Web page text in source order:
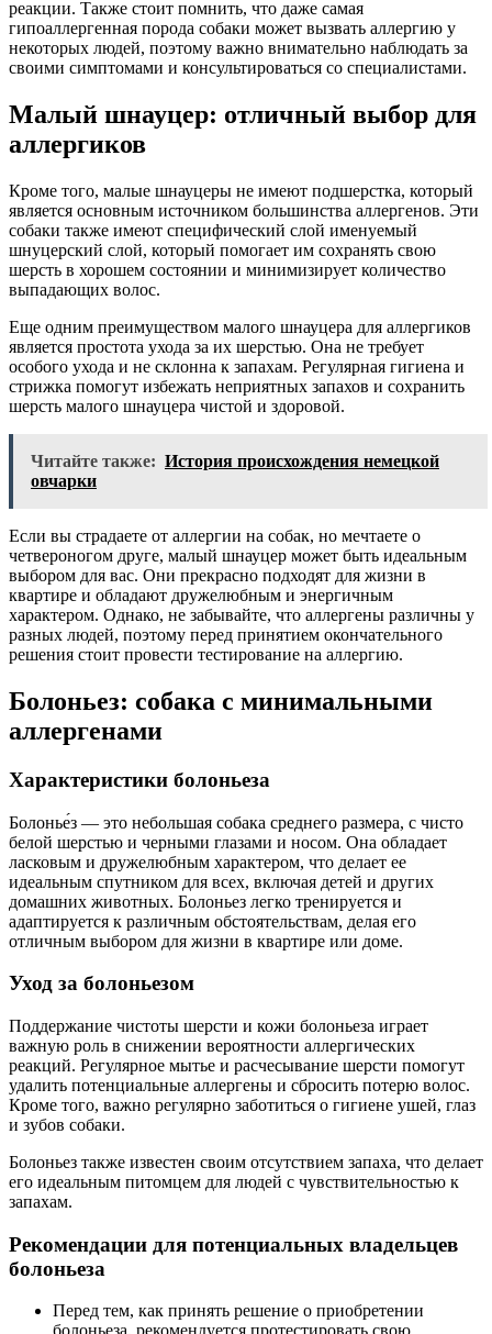
реакции. Также стоит помнить, что даже самая
гипоаллергенная порода собаки может вызвать аллергию у
некоторых людей, поэтому важно внимательно наблюдать за
своими симптомами и консультироваться со специалистами.
Малый шнауцер: отличный выбор для
аллергиков
Кроме того, малые шнауцеры не имеют подшерстка, который
является основным источником большинства аллергенов. Эти
собаки также имеют специфический слой именуемый
шнуцерский слой, который помогает им сохранять свою
шерсть в хорошем состоянии и минимизирует количество
выпадающих волос.
Еще одним преимуществом малого шнауцера для аллергиков
является простота ухода за их шерстью. Она не требует
особого ухода и не склонна к запахам. Регулярная гигиена и
стрижка помогут избежать неприятных запахов и сохранить
шерсть малого шнауцера чистой и здоровой.
Читайте также: История происхождения немецкой
овчарки
Если вы страдаете от аллергии на собак, но мечтаете о
четвероногом друге, малый шнауцер может быть идеальным
выбором для вас. Они прекрасно подходят для жизни в
квартире и обладают дружелюбным и энергичным
характером. Однако, не забывайте, что аллергены различны у
разных людей, поэтому перед принятием окончательного
решения стоит провести тестирование на аллергию.
Болоньез: собака с минимальными
аллергенами
Характеристики болоньеза
Болонье́з — это небольшая собака среднего размера, с чисто
белой шерстью и черными глазами и носом. Она обладает
ласковым и дружелюбным характером, что делает ее
идеальным спутником для всех, включая детей и других
домашних животных. Болоньез легко тренируется и
адаптируется к различным обстоятельствам, делая его
отличным выбором для жизни в квартире или доме.
Уход за болоньезом
Поддержание чистоты шерсти и кожи болоньеза играет
важную роль в снижении вероятности аллергических
реакций. Регулярное мытье и расчесывание шерсти помогут
удалить потенциальные аллергены и сбросить потерю волос.
Кроме того, важно регулярно заботиться о гигиене ушей, глаз
и зубов собаки.
Болоньез также известен своим отсутствием запаха, что делает
его идеальным питомцем для людей с чувствительностью к
запахам.
Рекомендации для потенциальных владельцев
болоньеза
Перед тем, как принять решение о приобретении